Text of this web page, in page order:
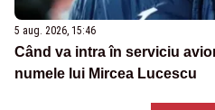
5 aug. 2026, 15:46
Când va intra în serviciu
numele lui Mircea Lucescu